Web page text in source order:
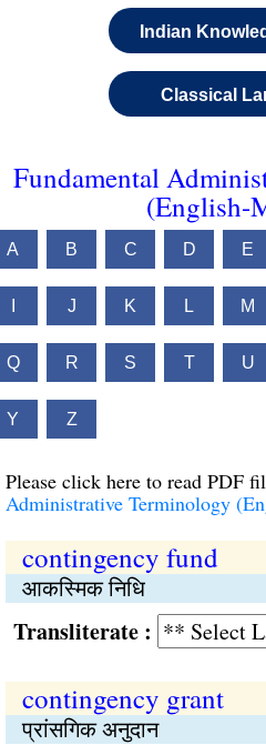
Indian
Classical
Fundamental
(English-
A B C D E
J K L M
Q R S T U
Y Z
Please click here to read PDF
Administrative Terminology
contingency fund
आकस्मिक निधि
:
contingency grant
प्रांसगिक अनुदान